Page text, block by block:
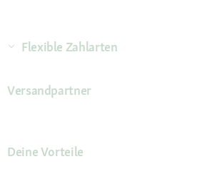
Flexible Zahlarten
Versandpartner
Deine Vorteile